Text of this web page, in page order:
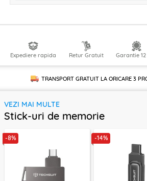
Expediere rapida Retur Gratuit Garantie 12
TRANSPORT GRATUIT LA ORICARE 3
VEZI MAI MULTE
Stick-uri de memorie
-8% -14%